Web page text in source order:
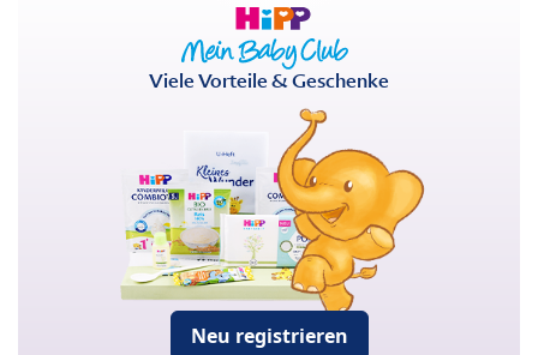
Viele Vorteile & Geschenke
Neu registrieren